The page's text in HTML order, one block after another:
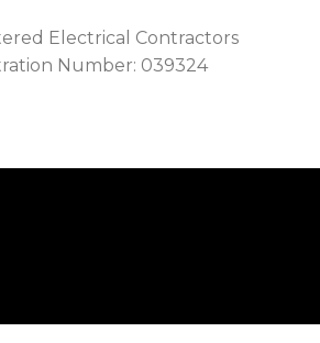
Electrical Contractors
Number: 039324